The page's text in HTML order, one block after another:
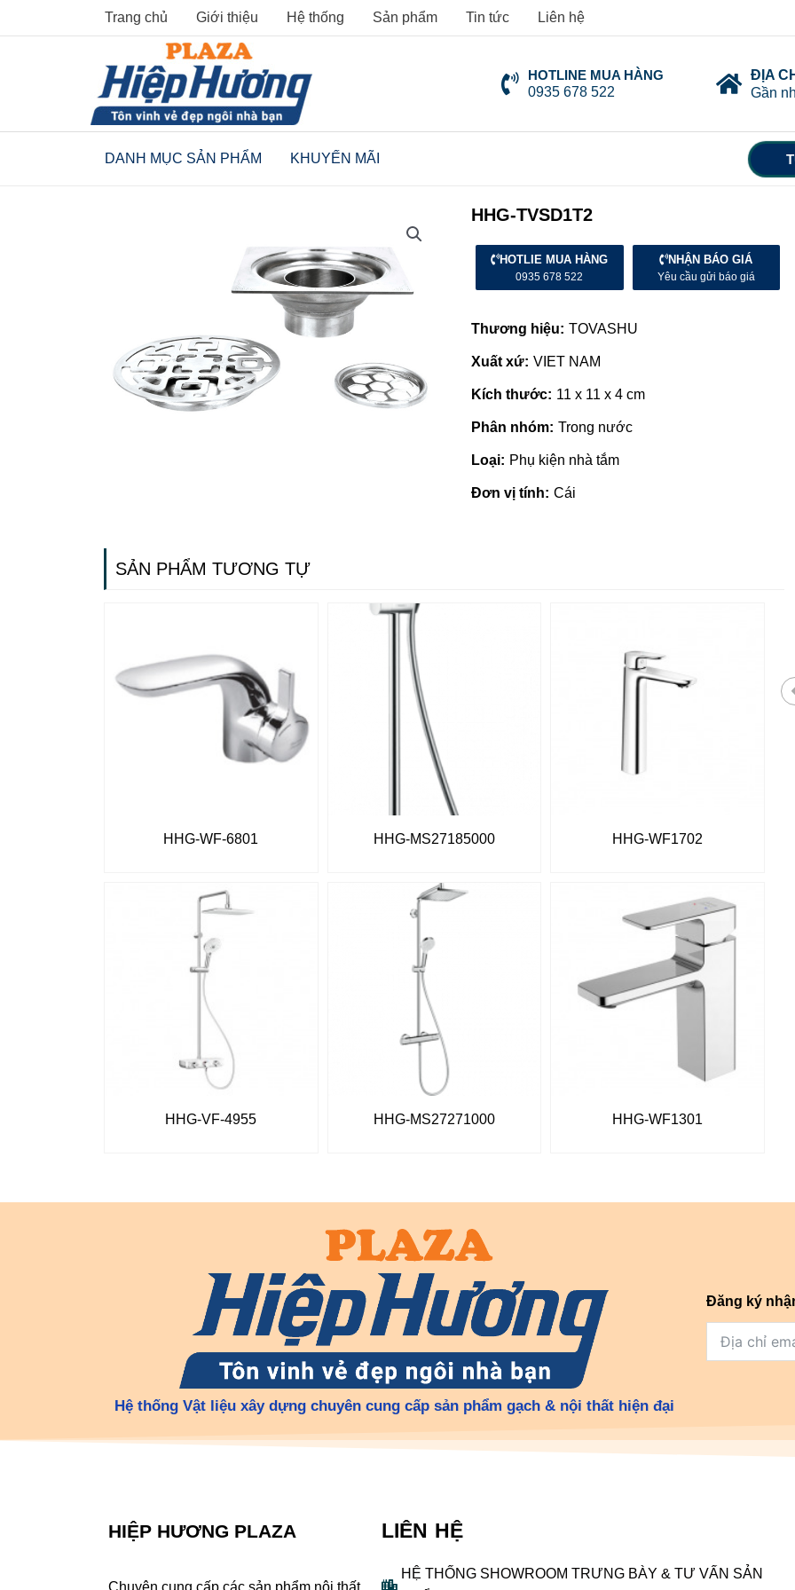
to
Trang chủ Giới thiệu Hệ thống Sản phẩm Tin tức Liên hệ
HOTLINE MUA HÀNG
0935 678 522
ĐỊA
Gần
DANH MỤC SẢN PHẨM KHUYẾN MÃI
HHG-TVSD1T2
HOTLIE MUA HÀNG
0935 678 522
NHẬN BÁO GIÁ
Yêu cầu gửi báo giá
Thương hiệu: TOVASHU
Xuất xứ: VIET NAM
Kích thước: 11 x 11 x 4 cm
Phân nhóm: Trong nước
Loại: Phụ kiện nhà tắm
Đơn vị tính: Cái
SẢN PHẨM TƯƠNG TỰ
HHG-WF-6801 HHG-MS27185000 HHG-WF1702
HHG-VF-4955 HHG-MS27271000 HHG-WF1301
Gạch ốp lát giá rẻ tại Quảng
Nhà phân phối gạch ngói, sơn
tại Quảng Ngãi
Hệ thống Vật liệu xây dựng chuyên cung cấp sản phẩm gạch & nội thất hiện đại
Đăng ký
HIỆP HƯƠNG PLAZA
Chuyên cung cấp các sản phẩm nội thất
LIÊN HỆ
HỆ THỐNG SHOWROOM TRƯNG BÀY & TƯ VẤN SẢN